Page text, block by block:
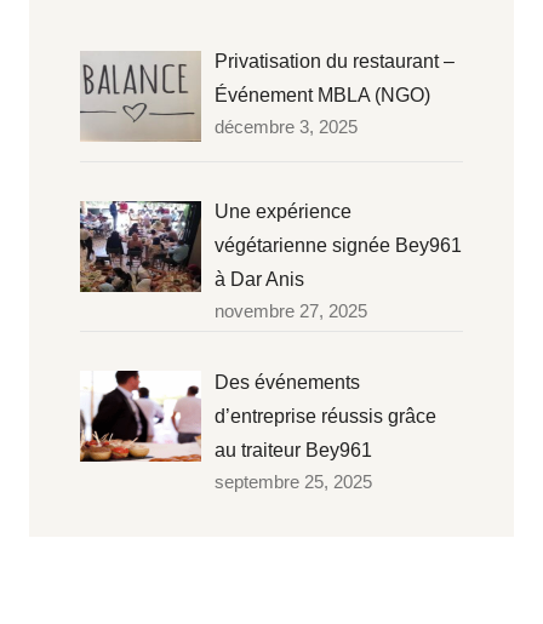
Privatisation du restaurant –
Événement MBLA (NGO)
décembre 3, 2025
Une expérience
végétarienne signée Bey961
à Dar Anis
novembre 27, 2025
Des événements
d’entreprise réussis grâce
au traiteur Bey961
septembre 25, 2025